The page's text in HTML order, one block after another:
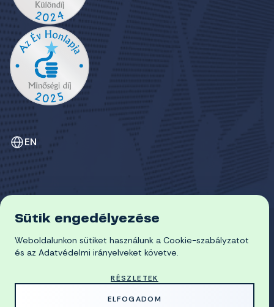
EN
© 2026 Miskolci Egyetem
ADATVÉDELEM
COOKIE-SZABÁLYZAT
Sütik engedélyezése
Weboldalunkon sütiket használunk a Cookie-szabályzatot
és az Adatvédelmi irányelveket követve.
RÉSZLETEK
ELFOGADOM